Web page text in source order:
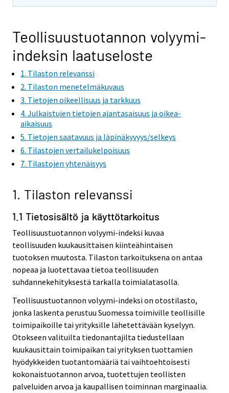
Teollisuustuotannon volyymi-
indeksin laatuseloste
1. Tilaston relevanssi
2. Tilaston menetelmäkuvaus
3. Tietojen oikeellisuus ja tarkkuus
4. Julkaistujen tietojen ajantasaisuus ja oikea-
aikaisuus
5. Tietojen saatavuus ja läpinäkyvyys/selkeys
6. Tilastojen vertailukelpoisuus
7. Tilastojen yhtenäisyys
1. Tilaston relevanssi
1.1 Tietosisältö ja käyttötarkoitus
Teollisuustuotannon volyymi-indeksi kuvaa
teollisuuden kuukausittaisen kiinteähintaisen
tuotoksen muutosta. Tilaston tarkoituksena on antaa
nopeaa ja luotettavaa tietoa teollisuuden
suhdannekehityksestä tarkalla toimialatasolla.
Teollisuustuotannon volyymi-indeksi on otostilasto,
jonka laskenta perustuu Suomessa toimiville teollisille
toimipaikoille tai yrityksille lähetettävään kyselyyn.
Otokseen valituilta tiedonantajilta tiedustellaan
kuukausittain toimipaikan tai yrityksen tuottamien
hyödykkeiden tuotantomääriä tai vaihtoehtoisesti
kokonaistuotannon arvoa, tuotettujen teollisten
palveluiden arvoa ja kaupallisen toiminnan marginaalia.